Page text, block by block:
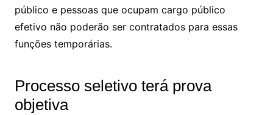
público e pessoas que ocupam cargo público
efetivo não poderão ser contratados para essas
funções temporárias.
Processo seletivo terá prova
objetiva